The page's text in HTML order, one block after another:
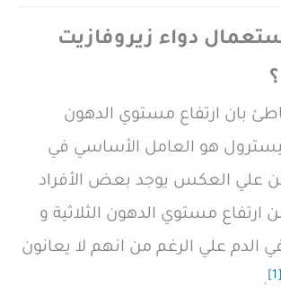
دواء زيروفازيت
بان ارتفاع مستوي الدهون
هو العامل الأساسي في
علي العكس يوجد بعض الأفراد
ارتفاع مستوي الدهون الثلاثية و
الدم علي الرغم من انهم لا يعانون
.